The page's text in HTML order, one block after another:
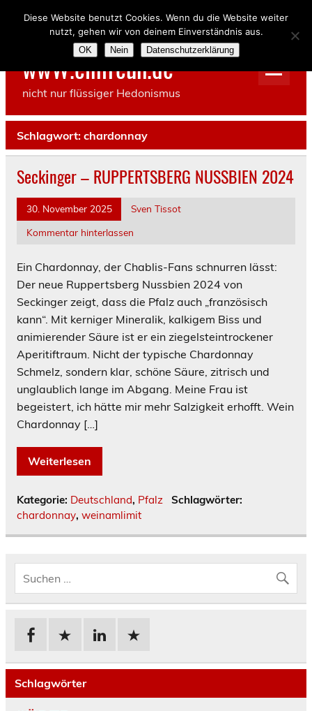
wwW.einfreun.de
nicht nur flüssiger Hedonismus
Schlagwort: chardonnay
Seckinger – RUPPERTSBERG NUSSBIEN 2024
30. November 2025
Sven Tissot
Kommentar hinterlassen
Ein Chardonnay, der Chablis-Fans schnurren lässt:
Der neue Ruppertsberg Nussbien 2024 von
Seckinger zeigt, dass die Pfalz auch „französisch
kann“. Mit kerniger Mineralik, kalkigem Biss und
animierender Säure ist er ein ziegelsteintrockener
Aperitiftraum. Nicht der typische Chardonnay
Schmelz, sondern klar, schöne Säure, zitrisch und
unglaublich lange im Abgang. Meine Frau ist
begeistert, ich hätte mir mehr Salzigkeit erhofft. Wein
Chardonnay […]
Weiterlesen
Kategorie: Deutschland, Pfalz
Schlagwörter:
chardonnay, weinamlimit
Schlagwörter
Diese Website benutzt Cookies. Wenn du die Website weiter
nutzt, gehen wir von deinem Einverständnis aus.
OK Nein Datenschutzerklärung